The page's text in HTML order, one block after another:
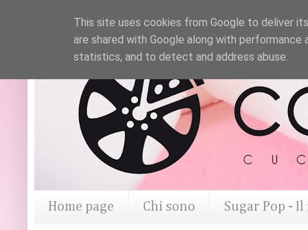
Home page Chi sono Sugar Pop -
This site uses cookies from Google to deliver
are shared with Google along with
statistics, and to detect and address abuse.